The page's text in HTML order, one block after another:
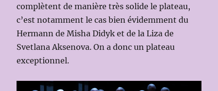
complètent de manière très solide le plateau,
c’est notamment le cas bien évidemment du
Hermann de Misha Didyk et de la Liza de
Svetlana Aksenova. On a donc un plateau
exceptionnel.